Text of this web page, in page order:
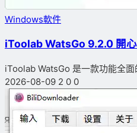
Windows軟件
iToolab WatsGo 9.2.0 開
iToolab WatsGo 是一款功能全
2026-08-09 2 0 0